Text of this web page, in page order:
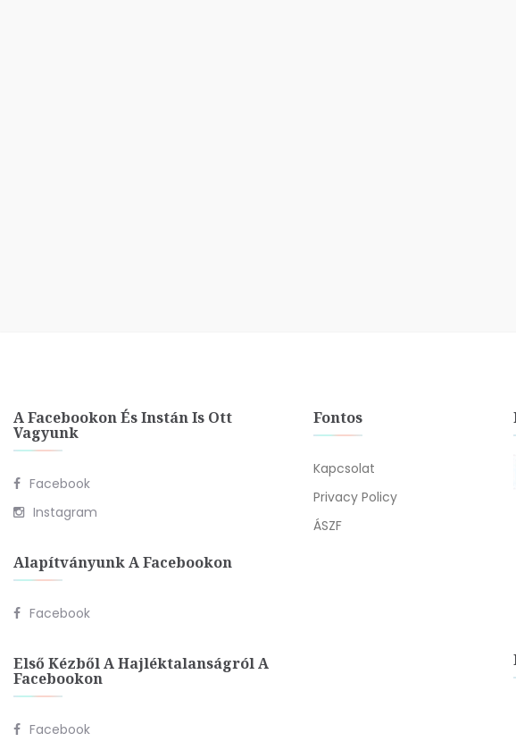
A Facebookon És Instán Is Ott
Vagyunk
Facebook
Instagram
Alapítványunk A Facebookon
Facebook
Első Kézből A Hajléktalanságról A
Facebookon
Facebook
Fontos
Kapcsolat
Privacy Policy
ÁSZF